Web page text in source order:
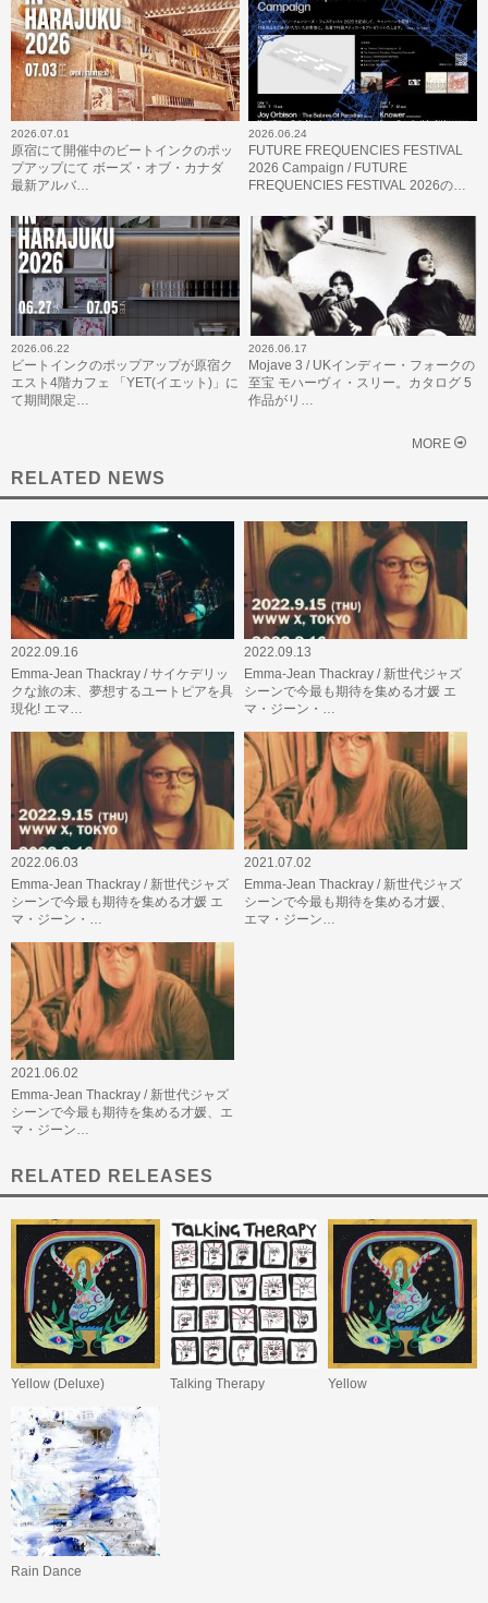
2026.07.01
原宿にて開催中のビートインクのポッ
プアップにて ボーズ・オブ・カナダ
最新アルバ…
2026.06.24
FUTURE FREQUENCIES FESTIVAL
2026 Campaign / FUTURE
FREQUENCIES FESTIVAL 2026の…
2026.06.22
ビートインクのポップアップが原宿ク
エスト4階カフェ 「YET(イエット)」に
て期間限定…
2026.06.17
Mojave 3 / UKインディー・フォークの
至宝 モハーヴィ・スリー。カタログ 5
作品がリ…
MORE
RELATED NEWS
2022.09.16
Emma-Jean Thackray / サイケデリッ
クな旅の末、夢想するユートピアを具
現化! エマ…
2022.09.13
Emma-Jean Thackray / 新世代ジャズ
シーンで今最も期待を集める才媛 エ
マ・ジーン・…
2022.06.03
Emma-Jean Thackray / 新世代ジャズ
シーンで今最も期待を集める才媛 エ
マ・ジーン・…
2021.07.02
Emma-Jean Thackray / 新世代ジャズ
シーンで今最も期待を集める才媛、
エマ・ジーン…
2021.06.02
Emma-Jean Thackray / 新世代ジャズ
シーンで今最も期待を集める才媛、エ
マ・ジーン…
RELATED RELEASES
Yellow (Deluxe) Talking Therapy Yellow
Rain Dance